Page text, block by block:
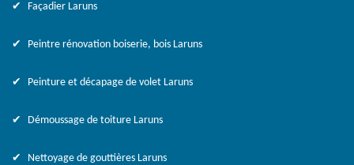
Façadier Laruns
Peintre rénovation boiserie, bois Laruns
Peinture et décapage de volet Laruns
Démoussage de toiture Laruns
Nettoyage de gouttières Laruns